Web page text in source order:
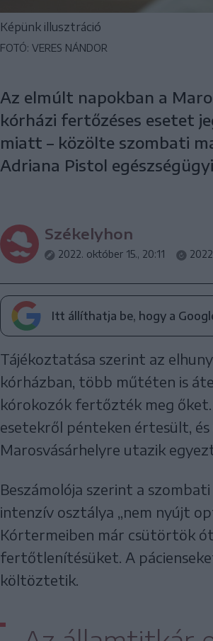
Képünk illusztráció
FOTÓ: VERES NÁNDOR
Az elmúlt napokban a
kórházi fertőzéses esetet
miatt – közölte szombati
Adriana Pistol
Székelyhon
2022. október 15., 20:11
Itt állíthatja be, hogy a
Tájékoztatása szerint az
kórházban, több műtéten is
kórokozók fertőzték meg
esetekről pénteken értesült,
Marosvásárhelyre utazik
Beszámolója szerint a
intenzív osztálya „nem nyújt
Kórtermeiben már csütörtök
fertőtlenítésüket. A
költöztetik.